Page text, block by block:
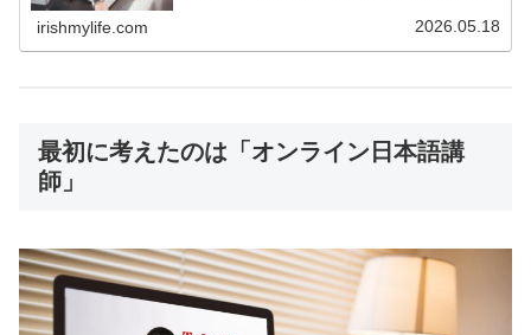
irishmylife.com 2026.05.18
最初に考えたのは「オンライン日本語講
師」